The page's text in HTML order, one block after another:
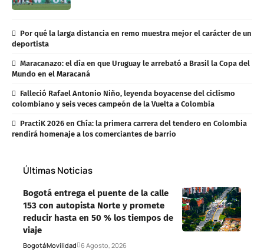
Por qué la larga distancia en remo muestra mejor el carácter de un
deportista
Maracanazo: el día en que Uruguay le arrebató a Brasil la Copa del
Mundo en el Maracaná
Falleció Rafael Antonio Niño, leyenda boyacense del ciclismo
colombiano y seis veces campeón de la Vuelta a Colombia
PractiK 2026 en Chía: la primera carrera del tendero en Colombia
rendirá homenaje a los comerciantes de barrio
Últimas Noticias
Bogotá entrega el puente de la calle
153 con autopista Norte y promete
reducir hasta en 50 % los tiempos de
viaje
BogotáMovilidad 6 Agosto, 2026